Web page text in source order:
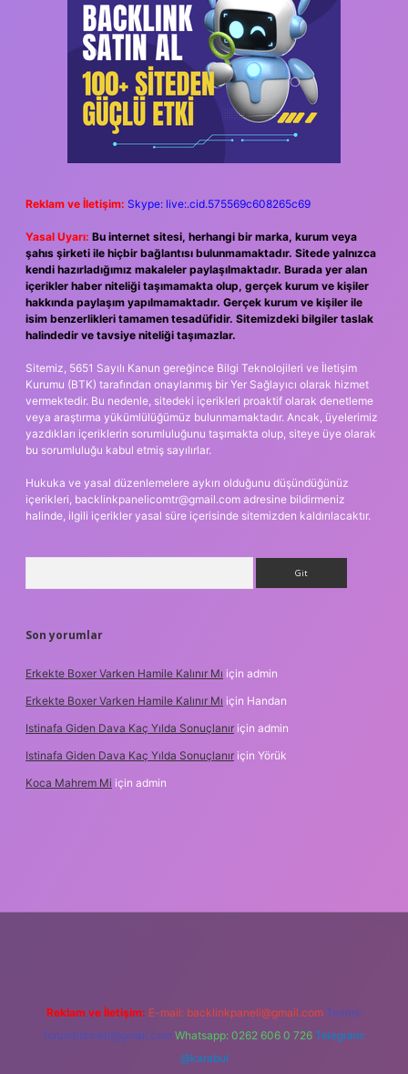
Reklam ve İletişim: Skype: live:.cid.575569c608265c69
Yasal Uyarı: Bu internet sitesi, herhangi bir marka, kurum veya
şahıs şirketi ile hiçbir bağlantısı bulunmamaktadır. Sitede yalnızca
kendi hazırladığımız makaleler paylaşılmaktadır. Burada yer alan
içerikler haber niteliği taşımamakta olup, gerçek kurum ve kişiler
hakkında paylaşım yapılmamaktadır. Gerçek kurum ve kişiler ile
isim benzerlikleri tamamen tesadüfidir. Sitemizdeki bilgiler taslak
halindedir ve tavsiye niteliği taşımazlar.
Sitemiz, 5651 Sayılı Kanun gereğince Bilgi Teknolojileri ve İletişim
Kurumu (BTK) tarafından onaylanmış bir Yer Sağlayıcı olarak hizmet
vermektedir. Bu nedenle, sitedeki içerikleri proaktif olarak denetleme
veya araştırma yükümlülüğümüz bulunmamaktadır. Ancak, üyelerimiz
yazdıkları içeriklerin sorumluluğunu taşımakta olup, siteye üye olarak
bu sorumluluğu kabul etmiş sayılırlar.
Hukuka ve yasal düzenlemelere aykırı olduğunu düşündüğünüz
içerikleri, backlinkpanelicomtr@gmail.com adresine bildirmeniz
halinde, ilgili içerikler yasal süre içerisinde sitemizden kaldırılacaktır.
Son yorumlar
Erkekte Boxer Varken Hamile Kalınır Mı için admin
Erkekte Boxer Varken Hamile Kalınır Mı için Handan
Istinafa Giden Dava Kaç Yılda Sonuçlanır için admin
Istinafa Giden Dava Kaç Yılda Sonuçlanır için Yörük
Koca Mahrem Mi için admin
Reklam ve İletişim: E-mail: backlinkpaneli@gmail.com Teams:
forumhizmeti@gmail.com Whatsapp: 0262 606 0 726 Telegram:
@karabul